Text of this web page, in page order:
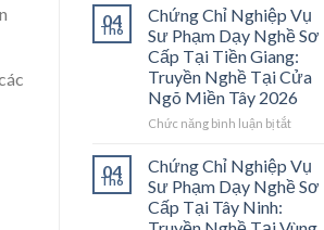
2026:
Mở
Cánh
Cửa
Nghề
Dạy
Ở
Trung
ĐBSCL
Chỉ
Nghiệp
Vụ
Sư
Phạm
Sơ
Cấp
Vinh
2026:
04
Th6
Chứng Chỉ Nghiệp Vụ
Sư Phạm Dạy Nghề Sơ
Cấp Tại Tiền Giang:
Truyền Nghề Tại Cửa
Ngõ Miền Tây 2026
Chức năng bình luận bị tắtở
Chỉ
Nghiệp
Vụ
04
Th6
Chứng Chỉ Nghiệp Vụ
Sư Phạm Dạy Nghề Sơ
Cấp Tại Tây Ninh: